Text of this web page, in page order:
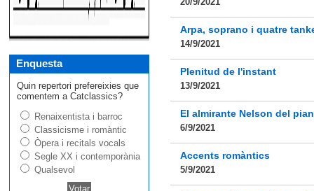
Enquesta
Quin repertori prefereixies que
comentem a Catclassics?
Renaixentista i barroc
Classicisme i romàntic
Òpera i recitals vocals
Segle XX i contemporània
Qualsevol
Arpa, soprano i quatre
14/9/2021
Plenitud de l'instant
13/9/2021
El almirante Nelson del
6/9/2021
Accents romàntics
5/9/2021